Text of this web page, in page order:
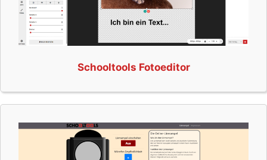
Schooltools Fotoeditor